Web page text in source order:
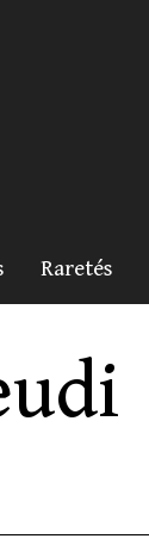
Raretés